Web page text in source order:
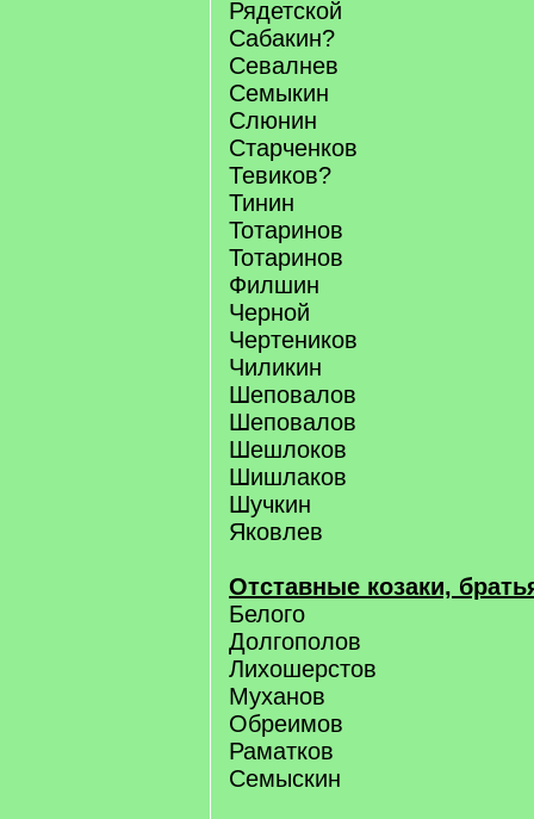
Рядетской
Сабакин?
Севалнев
Семыкин
Слюнин
Старченков
Тевиков?
Тинин
Тотаринов
Тотаринов
Филшин
Черной
Чертеников
Чиликин
Шеповалов
Шеповалов
Шешлоков
Шишлаков
Шучкин
Яковлев
Отставные козаки,
Белого
Долгополов
Лихошерстов
Муханов
Обреимов
Раматков
Семыскин